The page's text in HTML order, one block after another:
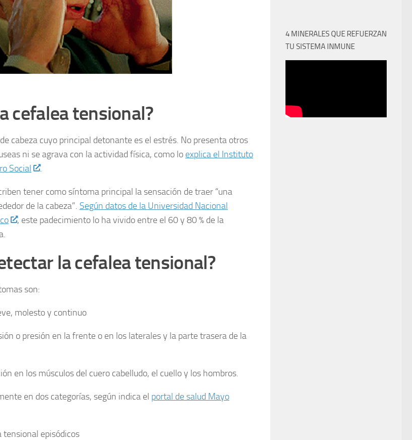
cefalea tensional?
cabeza cuyo principal detonante es el estrés. No presenta otros
ni se agrava con la actividad física, como lo explica el Instituto
Social
.
tener como síntoma principal la sensación de traer “una
de la cabeza”. Según datos de la Universidad Nacional
, este padecimiento lo ha vivido entre el 60 y 80 % de la
la cefalea tensional?
son:
molesto y continuo
o presión en la frente o en los laterales y la parte trasera de la
en los músculos del cuero cabelludo, el cuello y los hombros.
en dos categorías, según indica el portal de salud Mayo
tensional episódicos
4 MINERALES QUE REFUERZAN
TU SISTEMA INMUNE